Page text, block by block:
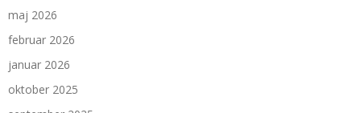
maj 2026
februar 2026
januar 2026
oktober 2025